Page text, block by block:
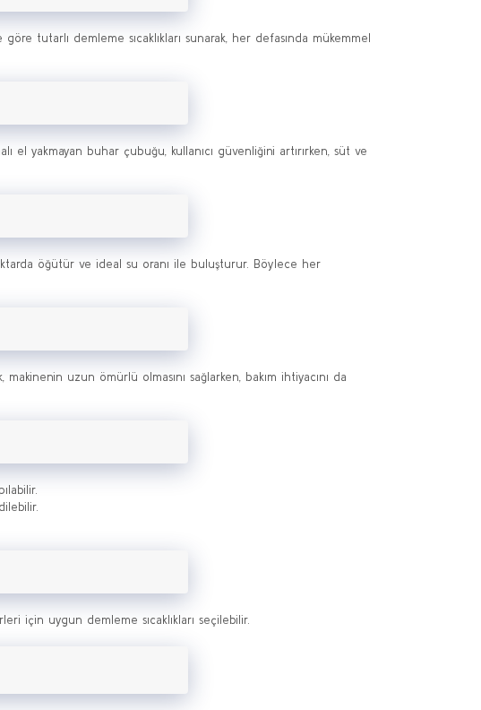
tutarlı demleme sıcaklıkları sunarak, her defasında mükemmel
yakmayan buhar çubuğu, kullanıcı güvenliğini artırırken, süt ve
öğütür ve ideal su oranı ile buluşturur. Böylece her
uzun ömürlü olmasını sağlarken, bakım ihtiyacını da
için uygun demleme sıcaklıkları seçilebilir.